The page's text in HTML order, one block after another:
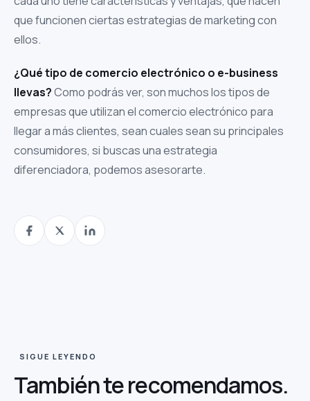
que funcionen ciertas estrategias de marketing con
ellos.
¿Qué tipo de comercio electrónico o e-business
llevas?Como podrás ver, son muchos los tipos de
empresas que utilizan el comercio electrónico para
llegar a más clientes, sean cuales sean su principales
consumidores, si buscas una estrategia
diferenciadora, podemos asesorarte.
SIGUE LEYENDO
También terecomendamos.